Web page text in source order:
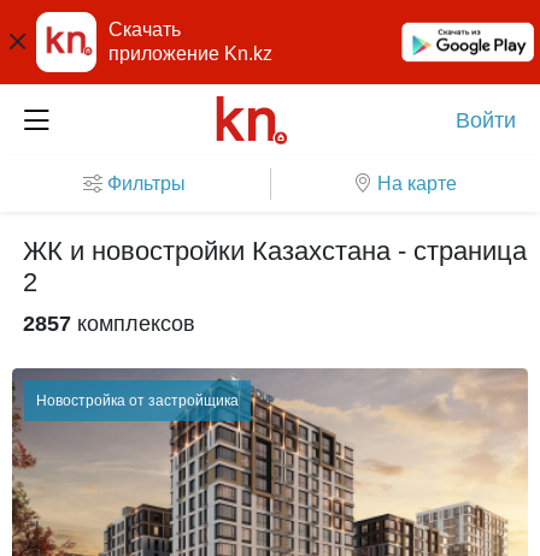
Скачать
приложение Kn.kz
Войти
Фильтры На карте
ЖК и новостройки Казахстана - страница
2
2857 комплексов
Новостройка от застройщика